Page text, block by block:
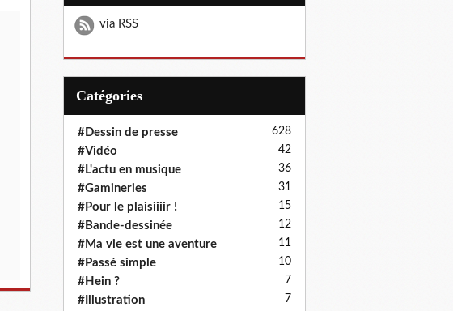
via RSS
Catégories
#Dessin de presse 628
#Vidéo 42
#L'actu en musique 36
#Gamineries 31
#Pour le plaisiiiir ! 15
#Bande-dessinée 12
#Ma vie est une aventure 11
#Passé simple 10
#Hein ? 7
#Illustration 7